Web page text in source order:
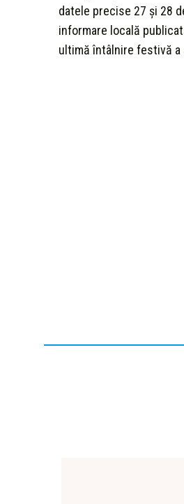
datele precise 27 și 28
informare locală
ultimă întâlnire festivă a